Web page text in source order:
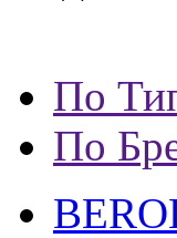
По
По